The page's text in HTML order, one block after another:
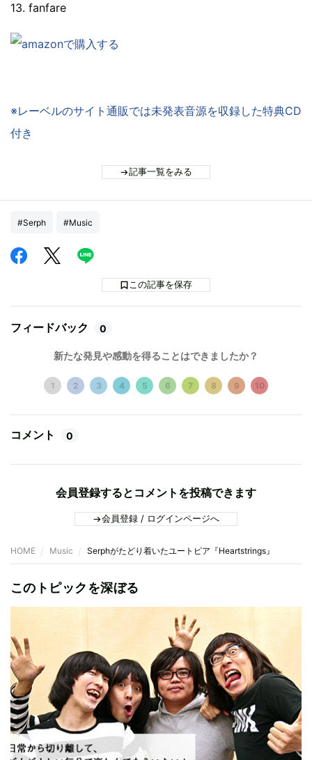
13. fanfare
※レーベルのサイト通販では未発表音源を収録した特典CD
付き
記事一覧をみる
#Serph #Music
この記事を保存
フィードバック 0
新たな発見や感動を得ることはできましたか？
1 2 3 4 5 6 7 8 9 10
コメント 0
会員登録するとコメントを投稿できます
会員登録 / ログインページへ
HOME Music Serphがたどり着いたユートピア『Heartstrings』
このトピックを深ぼる